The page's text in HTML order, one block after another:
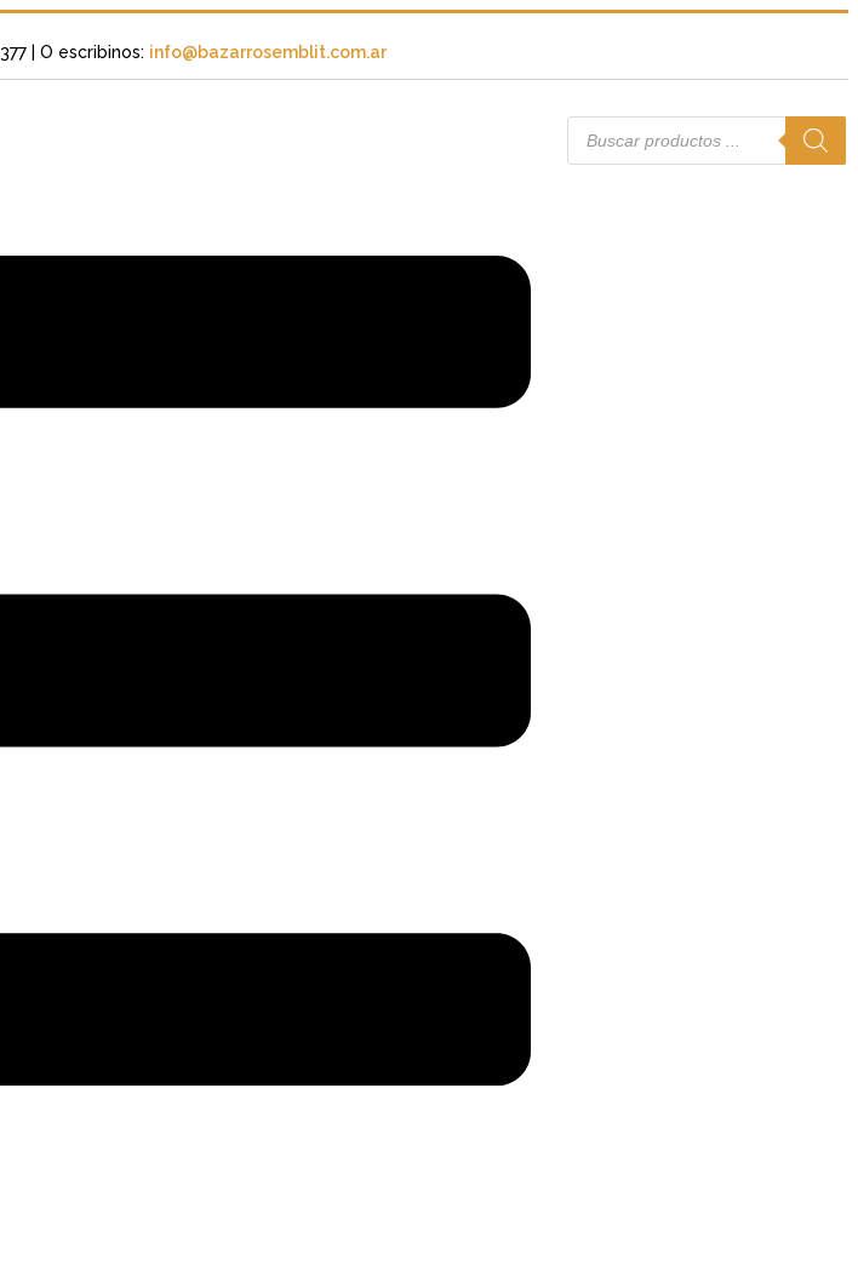
| O escribinos: info@bazarrosemblit.com.ar